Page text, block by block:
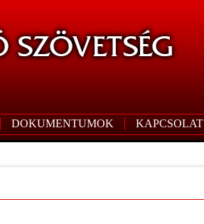
DOKUMENTUMOK KAPCSOLAT